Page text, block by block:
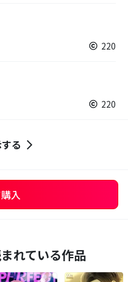
220
220
る
入
れている作品